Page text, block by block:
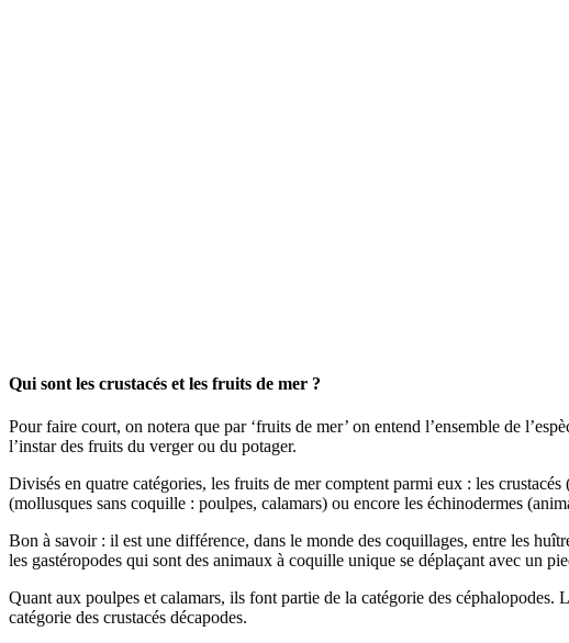
Qui sont les crustacés et les fruits de mer ?
Pour faire court, on notera que par ‘fruits de mer’ on entend l’ensemble de
l’instar des fruits du verger ou du potager.
Divisés en quatre catégories, les fruits de mer comptent parmi eux : les
(mollusques sans coquille : poulpes, calamars) ou encore les échinodermes
Bon à savoir : il est une différence, dans le monde des coquillages, entre les
les gastéropodes qui sont des animaux à coquille unique se déplaçant avec un
Quant aux poulpes et calamars, ils font partie de la catégorie des céphalopodes.
catégorie des crustacés décapodes.